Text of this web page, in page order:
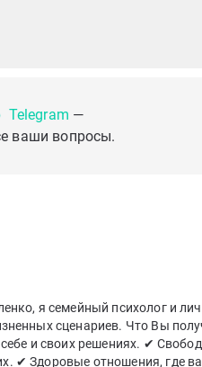
Telegram —
ваши вопросы.
я семейный психолог и
сценариев. Что Вы
и своих решениях. ✔
✔ Здоровые отношения, где